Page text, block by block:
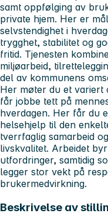
samt oppfølging av
private hjem. Her er
selvstendighet i
trygghet, stabilitet og
fritid. Tjenesten
miljøarbeid,
del av kommunens
Her møter du et
får jobbe tett på
hverdagen. Her får du
helsehjelp til den
tverrfaglig samarbeid
livskvalitet. Arbeidet
utfordringer, samtidig
legger stor vekt på
brukermedvirkning.
Beskrivelse av